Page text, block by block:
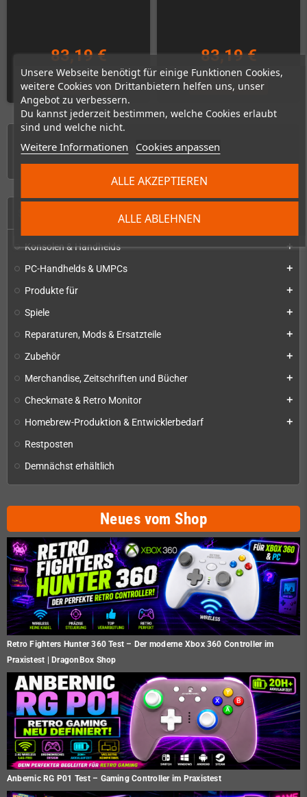
Unsere Webseite benötigt für einige Funktionen Cookies,
weitere Cookies von Drittanbietern helfen uns, unser
Angebot zu verbessern.
Du kannst jederzeit bestimmen, welche Cookies erlaubt
sind und welche nicht.
Weitere Informationen Cookies anpassen
ALLE ABLEHNEN
ALLE AKZEPTIEREN
Konsolen & Handhelds add
PC-Handhelds & UMPCs add
Produkte für add
Spiele add
Reparaturen, Mods & Ersatzteile add
Zubehör add
Merchandise, Zeitschriften und Bücher add
Checkmate & Retro Monitor add
Homebrew-Produktion & Entwicklerbedarf add
Restposten
Demnächst erhältlich
Neues vom Shop
Retro Fighters Hunter 360 Test – Der moderne Xbox 360 Controller im
Praxistest | DragonBox Shop
Anbernic RG P01 Test – Gaming Controller im Praxistest
83,19 €
ZUM PRODUKT
83,19 €
ZUM PRODUKT
1 - 6 von 6 Artikel(n)